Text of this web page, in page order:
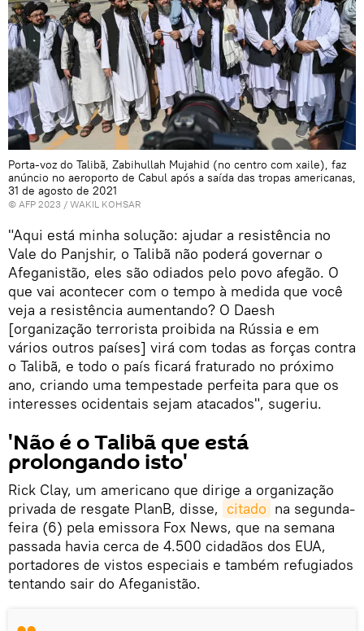
Porta-voz do Talibã, Zabihullah Mujahid (no centro com xaile), faz
anúncio no aeroporto de Cabul após a saída das tropas americanas,
31 de agosto de 2021
© AFP 2023 / WAKIL KOHSAR
"Aqui está minha solução: ajudar a resistência no
Vale do Panjshir, o Talibã não poderá governar o
Afeganistão, eles são odiados pelo povo afegão. O
que vai acontecer com o tempo à medida que você
veja a resistência aumentando? O Daesh
[organização terrorista proibida na Rússia e em
vários outros países] virá com todas as forças contra
o Talibã, e todo o país ficará fraturado no próximo
ano, criando uma tempestade perfeita para que os
interesses ocidentais sejam atacados", sugeriu.
'Não é o Talibã que está
prolongando isto'
Rick Clay, um americano que dirige a organização
privada de resgate PlanB, disse, citado na segunda-
feira (6) pela emissora Fox News, que na semana
passada havia cerca de 4.500 cidadãos dos EUA,
portadores de vistos especiais e também refugiados
tentando sair do Afeganistão.